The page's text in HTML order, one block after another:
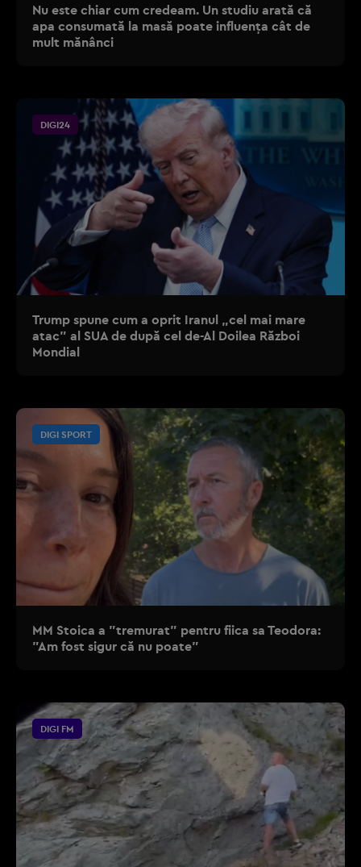
Nu este chiar cum credeam. Un studiu arată că
apa consumată la masă poate influența cât de
mult mănânci
DIGI24
Trump spune cum a oprit Iranul „cel mai mare
atac” al SUA de după cel de-Al Doilea Război
Mondial
DIGI SPORT
MM Stoica a ”tremurat” pentru fiica sa Teodora:
”Am fost sigur că nu poate”
DIGI FM